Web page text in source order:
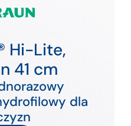
Hi-Lite,
41 cm
dla